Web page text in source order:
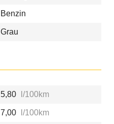
Benzin
Grau
5,80 l/100km
7,00 l/100km